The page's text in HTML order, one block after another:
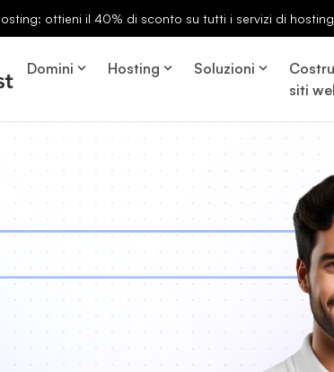
ottieni il 40% di sconto su tutti i servizi di
Domini Hosting Soluzioni
siti